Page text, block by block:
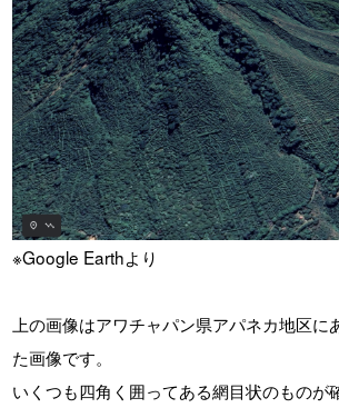
※Google Earthより
上の画像はアワチャパン県アパネカ地区に
た画像です。
いくつも四角く囲ってある網目状のものが